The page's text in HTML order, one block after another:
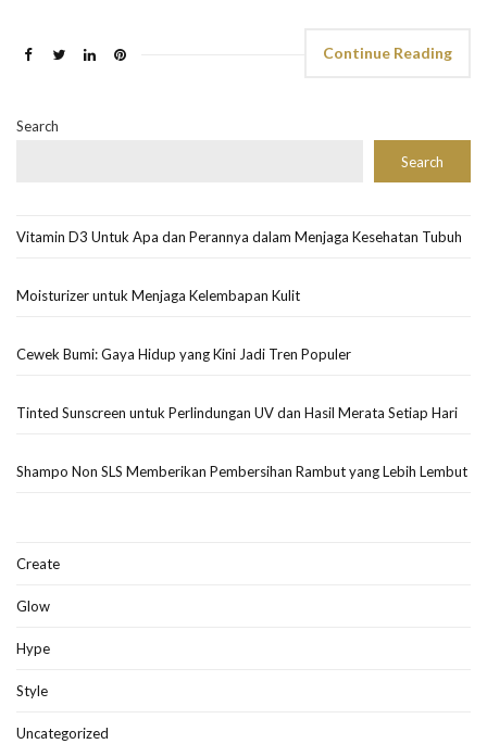
Continue Reading
Search
Search
Vitamin D3 Untuk Apa dan Perannya dalam Menjaga Kesehatan Tubuh
Moisturizer untuk Menjaga Kelembapan Kulit
Cewek Bumi: Gaya Hidup yang Kini Jadi Tren Populer
Tinted Sunscreen untuk Perlindungan UV dan Hasil Merata Setiap Hari
Shampo Non SLS Memberikan Pembersihan Rambut yang Lebih Lembut
Create
Glow
Hype
Style
Uncategorized